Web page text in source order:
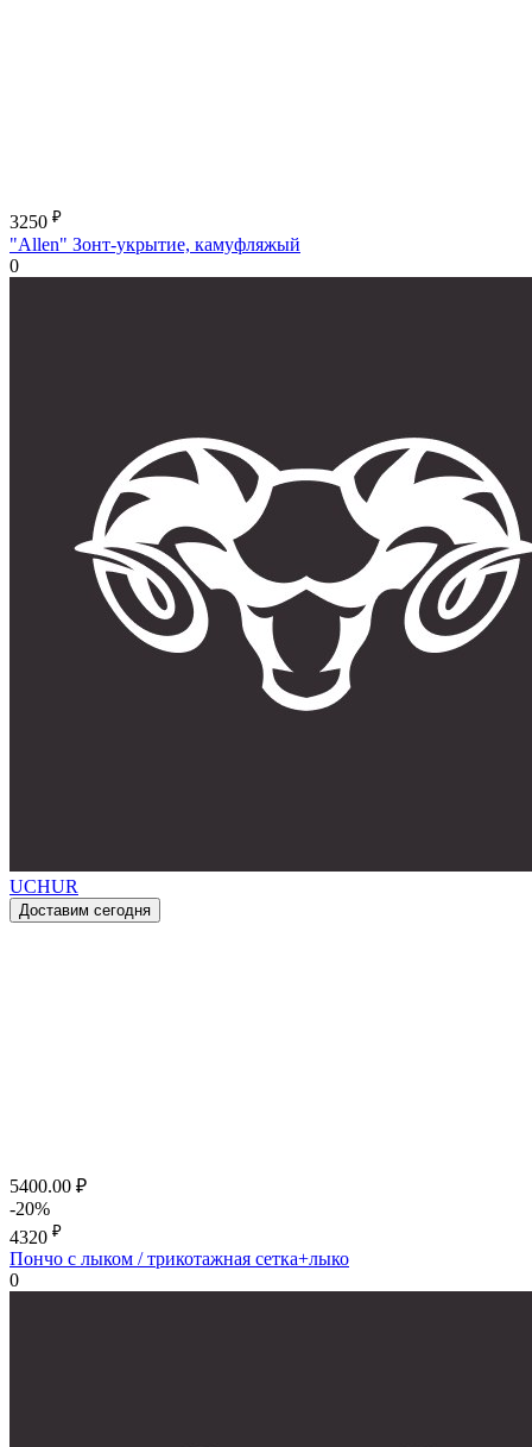
3250 ₽
"Allen" Зонт-укрытие, камуфляжый
0
UCHUR
Доставим сегодня
5400.00 ₽
-20%
4320 ₽
Пончо с лыком / трикотажная сетка+лыко
0